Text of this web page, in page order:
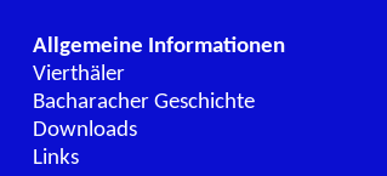
Allgemeine Informationen
Vierthäler
Bacharacher Geschichte
Downloads
Links